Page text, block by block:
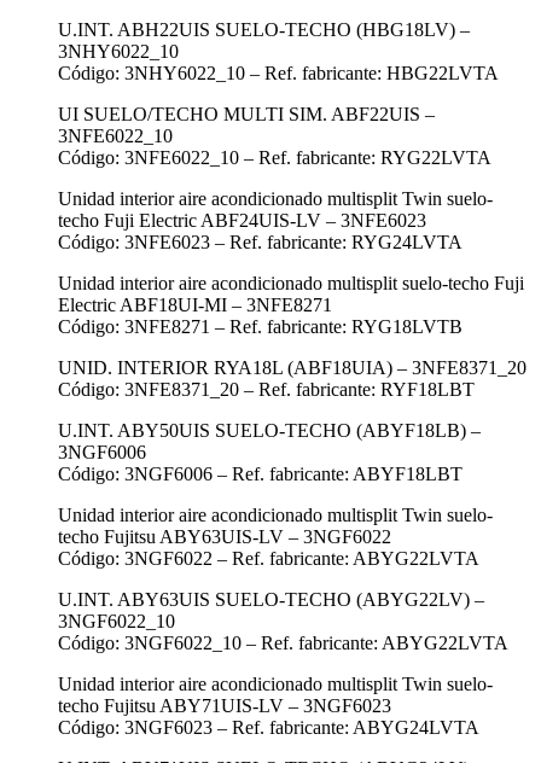
U.INT. ABH22UIS SUELO-TECHO (HBG18LV) –
3NHY6022_10
Código: 3NHY6022_10 – Ref. fabricante: HBG22LVTA
UI SUELO/TECHO MULTI SIM. ABF22UIS –
3NFE6022_10
Código: 3NFE6022_10 – Ref. fabricante: RYG22LVTA
Unidad interior aire acondicionado multisplit Twin suelo-
techo Fuji Electric ABF24UIS-LV – 3NFE6023
Código: 3NFE6023 – Ref. fabricante: RYG24LVTA
Unidad interior aire acondicionado multisplit suelo-techo Fuji
Electric ABF18UI-MI – 3NFE8271
Código: 3NFE8271 – Ref. fabricante: RYG18LVTB
UNID. INTERIOR RYA18L (ABF18UIA) – 3NFE8371_20
Código: 3NFE8371_20 – Ref. fabricante: RYF18LBT
U.INT. ABY50UIS SUELO-TECHO (ABYF18LB) –
3NGF6006
Código: 3NGF6006 – Ref. fabricante: ABYF18LBT
Unidad interior aire acondicionado multisplit Twin suelo-
techo Fujitsu ABY63UIS-LV – 3NGF6022
Código: 3NGF6022 – Ref. fabricante: ABYG22LVTA
U.INT. ABY63UIS SUELO-TECHO (ABYG22LV) –
3NGF6022_10
Código: 3NGF6022_10 – Ref. fabricante: ABYG22LVTA
Unidad interior aire acondicionado multisplit Twin suelo-
techo Fujitsu ABY71UIS-LV – 3NGF6023
Código: 3NGF6023 – Ref. fabricante: ABYG24LVTA